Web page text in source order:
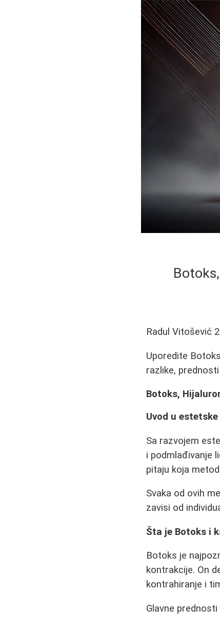
Radul Vitošević
Uporedite
razlike,
Botoks,
Uvod u
Sa razvojem
i podmlađivanje
pitaju koja
Svaka od ovih
zavisi od
Šta je Botoks i
Botoks je
kontrakcije. On
kontrahiranje i
Glavne